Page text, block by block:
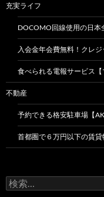
充実ライフ
DOCOMO回線使用の日本
入会金年会費無料！クレ
食べられる電報サービス【
不動産
予約できる格安駐車場【
首都圏で６万円以下の賃貸
検
索: